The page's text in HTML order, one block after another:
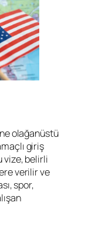
olağanüstü
giriş
vize, belirli
verilir ve
spor,